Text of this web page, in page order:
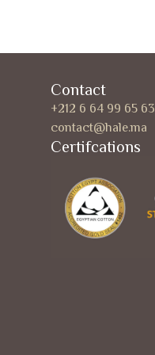
Contact
+212 6 64 99 65 63
contact@hale.ma
Certifcations